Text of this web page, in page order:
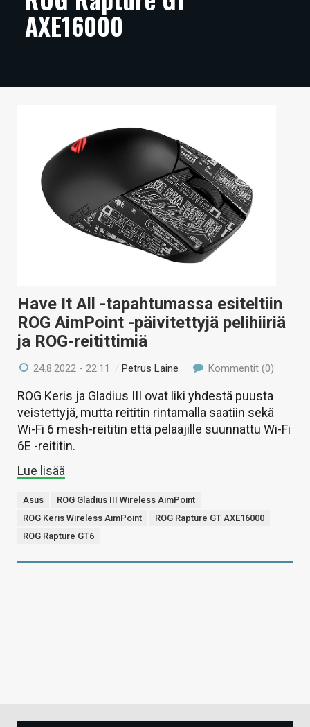
ARTIKKELIT
KAUPPA
VAIHDA TEEMA
AXE16000
Have It All -tapahtumassa esiteltiin
ROG AimPoint -päivitettyjä pelihiiriä
ja ROG-reitittimiä
24.8.2022 - 22:11 / Petrus Laine Kommentit (0)
ROG Keris ja Gladius III ovat liki yhdestä puusta
veistettyjä, mutta reititin rintamalla saatiin sekä
Wi-Fi 6 mesh-reititin että pelaajille suunnattu Wi-Fi
6E -reititin.
Lue lisää
Asus
ROG Gladius III Wireless AimPoint
ROG Keris Wireless AimPoint
ROG Rapture GT AXE16000
ROG Rapture GT6